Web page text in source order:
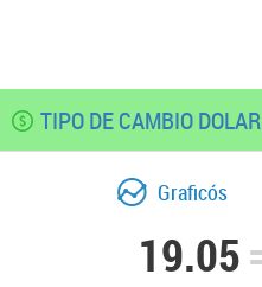
TIPO DE CAMBIO DOLAR
Graficós
19.05